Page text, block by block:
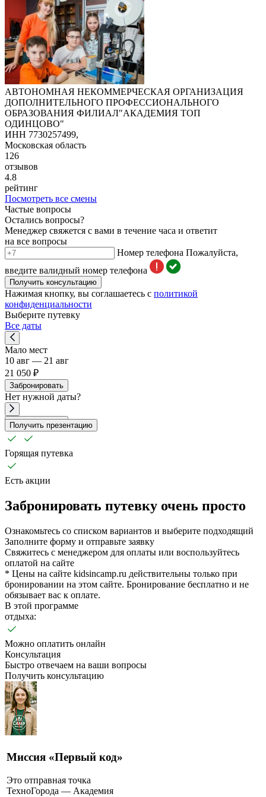
АВТОНОМНАЯ НЕКОММЕРЧЕСКАЯ ОРГАНИЗАЦИЯ
ДОПОЛНИТЕЛЬНОГО ПРОФЕССИОНАЛЬНОГО
ОБРАЗОВАНИЯ ФИЛИАЛ"АКАДЕМИЯ ТОП
ОДИНЦОВО"
ИНН 7730257499,
Московская область
126
отзывов
4.8
рейтинг
Посмотреть все смены
Частые вопросы
Остались вопросы?
Менеджер свяжется с вами в течение часа и ответит
на все вопросы
Номер телефона Пожалуйста,
введите валидный номер телефона
Получить консультацию
Нажимая кнопку, вы соглашаетесь с политикой
конфиденциальности
Выберите путевку
Все даты
Мало мест
10 авг — 21 авг
21 050 ₽
Забронировать
Нет нужной даты?
Забронировать
Получить презентацию
Горящая путевка
Есть акции
Забронировать путевку очень просто
Ознакомьтесь со списком вариантов и выберите подходящий
Заполните форму и отправьте заявку
Свяжитесь с менеджером для оплаты или воспользуйтесь
оплатой на сайте
* Цены на сайте kidsincamp.ru действительны только при
бронировании на этом сайте. Бронирование бесплатно и не
обязывает вас к оплате.
В этой программе
отдыха:
Можно оплатить онлайн
Консультация
Быстро отвечаем на ваши вопросы
Получить консультацию
Миссия «Первый код»
Это отправная точка
ТехноГорода — Академия